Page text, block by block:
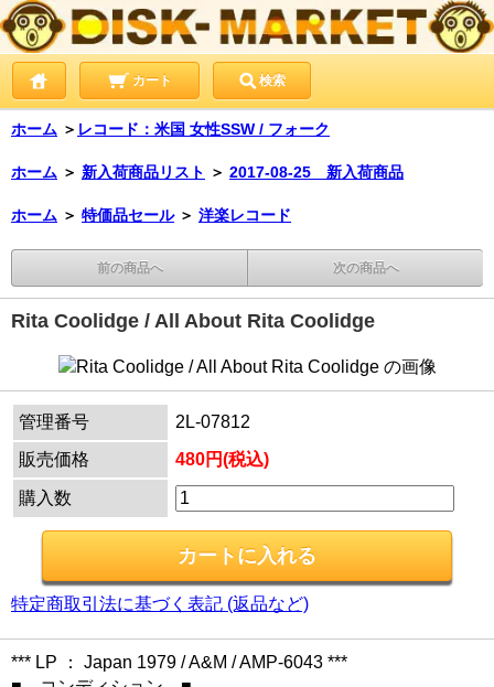
カート 検索
ホーム ＞ レコード：米国 女性SSW / フォーク
ホーム ＞ 新入荷商品リスト ＞ 2017-08-25 新入荷商品
ホーム ＞ 特価品セール ＞ 洋楽レコード
前の商品へ 次の商品へ
Rita Coolidge / All About Rita Coolidge
管理番号
2L-07812
販売価格
480円(税込)
購入数
特定商取引法に基づく表記 (返品など)
*** LP ： Japan 1979 / A&M / AMP-6043 ***